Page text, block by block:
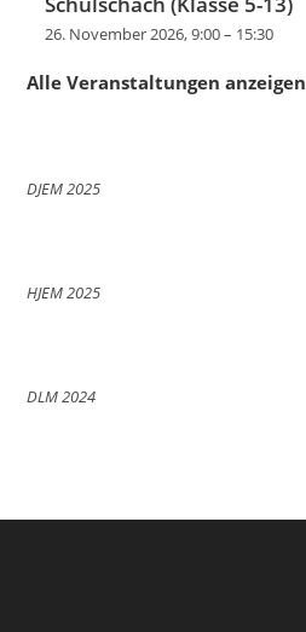
26. November 2026, 9:00– 15:30
Alle Veranstaltungen anzeigen
DJEM 2025
HJEM 2025
DLM 2024